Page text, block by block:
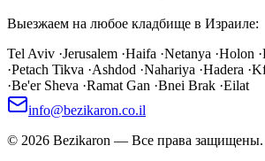
Выезжаем на любое кладбище в Израиле:
Tel Aviv ·Jerusalem ·Haifa ·Netanya ·Holon ·
·Petach Tikva ·Ashdod ·Nahariya ·Hadera ·
·Be'er Sheva ·Ramat Gan ·Bnei Brak ·Eilat
info@bezikaron.co.il
© 2026 Bezikaron — Все права защищены.